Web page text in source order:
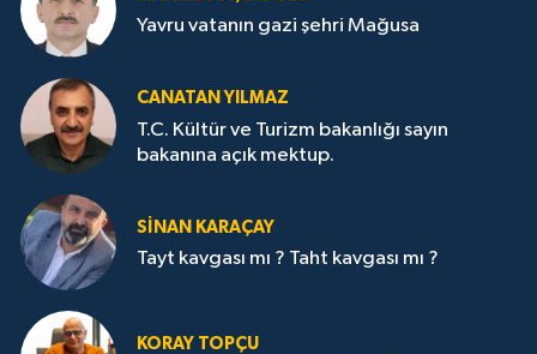
Yavru vatanın gazi şehri Mağusa
CANATAN YILMAZ
T.C. Kültür ve Turizm bakanlığı sayın
bakanına açık mektup.
SİNAN KARAÇAY
Tayt kavgası mı ? Taht kavgası mı ?
KORAY TOPÇU